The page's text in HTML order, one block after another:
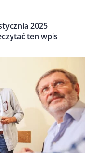
2025
ten wpis